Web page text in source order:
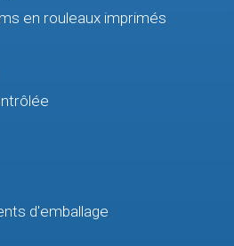
en rouleaux imprimés
d'emballage